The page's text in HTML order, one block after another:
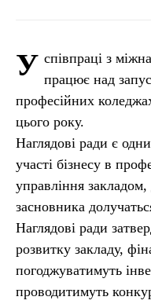
У співпраці з
працює над
професійних
цього року.
Наглядові ради є
участі бізнесу в
управління
засновника
Наглядові ради
розвитку закладу,
погоджуватимуть
проводитимуть